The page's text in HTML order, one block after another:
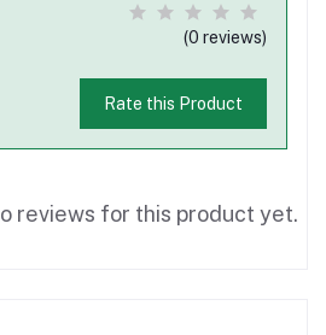
(0 reviews)
Rate this Product
reviews for this product yet.